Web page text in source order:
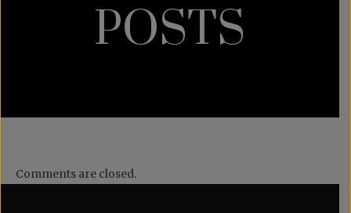
POSTS
Comments are closed.